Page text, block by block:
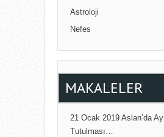
Astroloji
Nefes
MAKALELER
21 Ocak 2019 Aslan’da Ay
Tutulması…